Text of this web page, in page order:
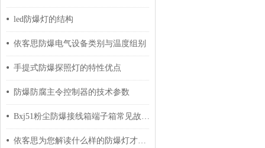
led防爆灯的结构
依客思防爆电气设备类别与温度组别
手提式防爆探照灯的特性优点
防爆防腐主令控制器的技术参数
Bxj51粉尘防爆接线箱端子箱常见故障的检查与应对策略分享
依客思为您解读什么样的防爆灯才算合格